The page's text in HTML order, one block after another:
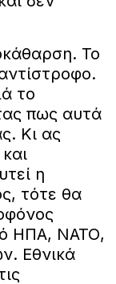
Το
το
πως αυτά
Κι ας
η
τότε θα
ΗΠΑ, ΝΑΤΟ,
Εθνικά